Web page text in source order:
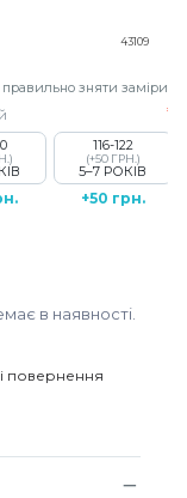
43109
правильно зняти заміри
116-122
(+50 ГРН.)
5–7 РОКІВ
+50 грн.
в наявності.
повернення